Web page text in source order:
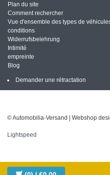
Plan du site
Comment rechercher
Vue d'ensemble des types de
conditions
Widerrufsbelehrung
Intimité
empreinte
Blog
Demander une rétractation
© Automobilia-Versand | Webshop
Lightspeed